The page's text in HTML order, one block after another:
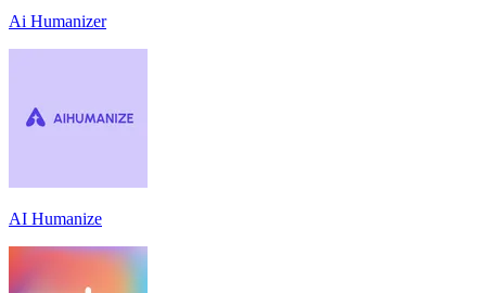
Ai Humanizer
AI Humanize